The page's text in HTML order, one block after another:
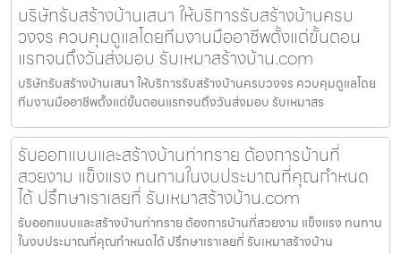
บริษัทรับสร้างบ้านเสนา ให้บริการรับสร้างบ้านครบ
วงจร ควบคุมดูแลโดยทีมงานมืออาชีพตั้งแต่ขั้นตอน
แรกจนถึงวันส่งมอบ รับเหมาสร้างบ้าน.com
บริษัทรับสร้างบ้านเสนา ให้บริการรับสร้างบ้านครบวงจร ควบคุมดูแลโดย
ทีมงานมืออาชีพตั้งแต่ขั้นตอนแรกจนถึงวันส่งมอบ รับเหมาสร
รับออกแบบและสร้างบ้านท่าทราย ต้องการบ้านที่
สวยงาม แข็งแรง ทนทานในงบประมาณที่คุณกำหนด
ได้ ปรึกษาเราเลยที่ รับเหมาสร้างบ้าน.com
รับออกแบบและสร้างบ้านท่าทราย ต้องการบ้านที่สวยงาม แข็งแรง ทนทาน
ในงบประมาณที่คุณกำหนดได้ ปรึกษาเราเลยที่ รับเหมาสร้างบ้าน